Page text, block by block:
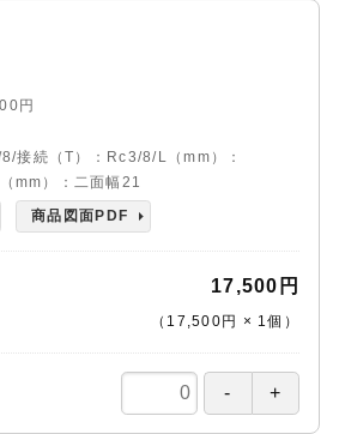
円
接続（T）：Rc3/8/L（mm）：
mm）：二面幅21
商品図面PDF
17,500円
（ 17,500円 × 1個 ）